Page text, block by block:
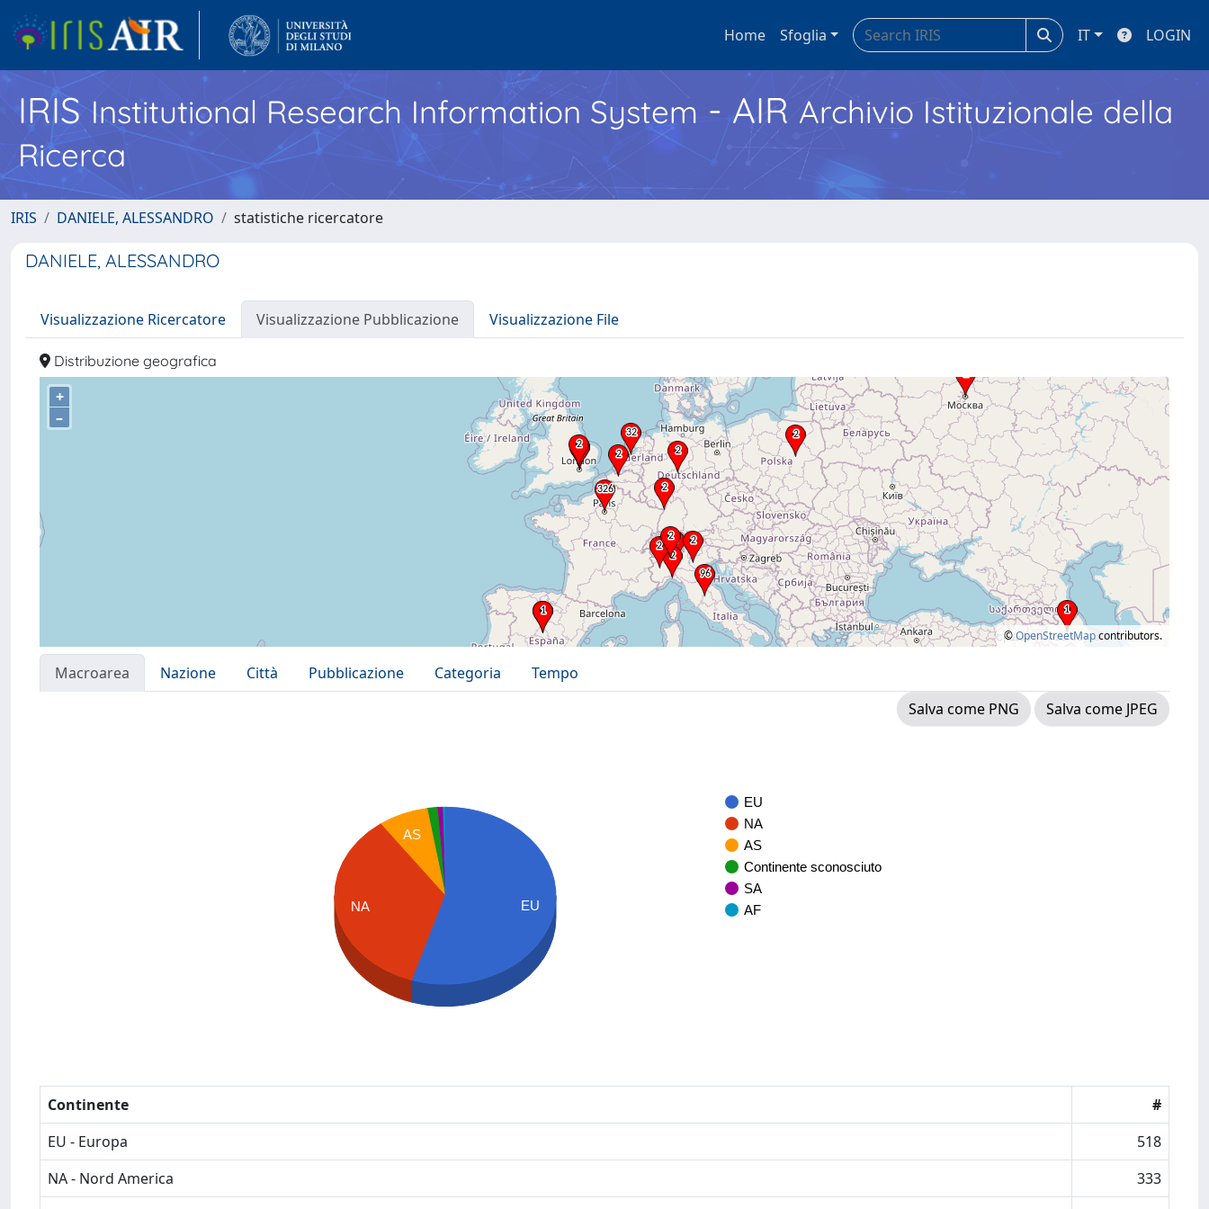
Home Sfoglia IT LOGIN
IRISInstitutional Research Information System - AIR Archivio Istituzionale della
Ricerca
IRIS DANIELE, ALESSANDRO statistiche ricercatore
DANIELE, ALESSANDRO
Visualizzazione Ricercatore Visualizzazione Pubblicazione Visualizzazione File
Distribuzione geografica
+
–
©OpenStreetMapcontributors.
Macroarea Nazione Città Pubblicazione Categoria
Tempo
Salva come PNG
Salva come JPEG
EU
NA
AS
Continente sconosciuto
SA
AF
AS
NA EU
Continente
#
EU - Europa
518
NA - Nord America
333